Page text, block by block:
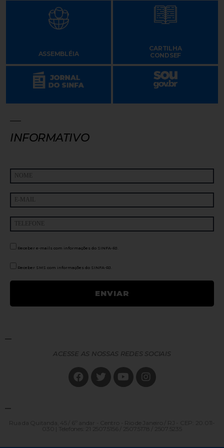
ASSEMBLÉIA
CARTILHA
CONDSEF
INFORMATIVO
Receber e-mails com informações do SINFA-RJ.
Receber SMS com informações do SINFA-RJ.
ACESSE AS NOSSAS REDES SOCIAIS
Rua da Quitanda, 45 / 6º andar - Centro - Rio de Janeiro / RJ - CEP: 20.011-
030 | Telefones: 21 2507.5156 / 2507.5178 / 2507.5235